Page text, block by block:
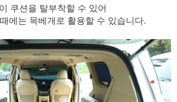
쿠션을 탈부착할 수 있어
에는 목베개로 활용할 수 있습니다.